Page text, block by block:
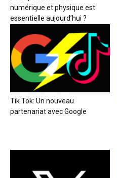
numérique et physique est
essentielle aujourd’hui ?
Tik Tok: Un nouveau
partenariat avec Google